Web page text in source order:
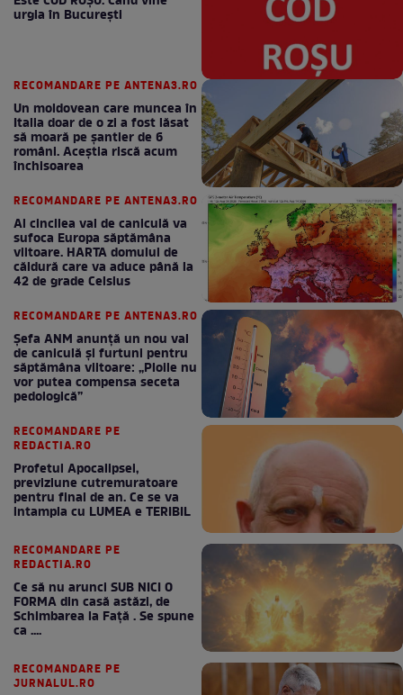
urgia în Bucureşti
RECOMANDARE PE ANTENA3.RO
Un moldovean care muncea în
Italia doar de o zi a fost lăsat
să moară pe şantier de 6
români. Aceștia riscă acum
închisoarea
RECOMANDARE PE ANTENA3.RO
Al cincilea val de caniculă va
sufoca Europa săptămâna
viitoare. HARTA domului de
căldură care va aduce până la
42 de grade Celsius
RECOMANDARE PE ANTENA3.RO
Șefa ANM anunță un nou val
de caniculă și furtuni pentru
săptămâna viitoare: „Ploile nu
vor putea compensa seceta
pedologică”
RECOMANDARE PE
REDACTIA.RO
Profetul Apocalipsei,
previziune cutremuratoare
pentru final de an. Ce se va
intampla cu LUMEA e TERIBIL
RECOMANDARE PE
REDACTIA.RO
Ce să nu arunci SUB NICI O
FORMA din casă astăzi, de
Schimbarea la Față . Se spune
ca ....
RECOMANDARE PE
JURNALUL.RO